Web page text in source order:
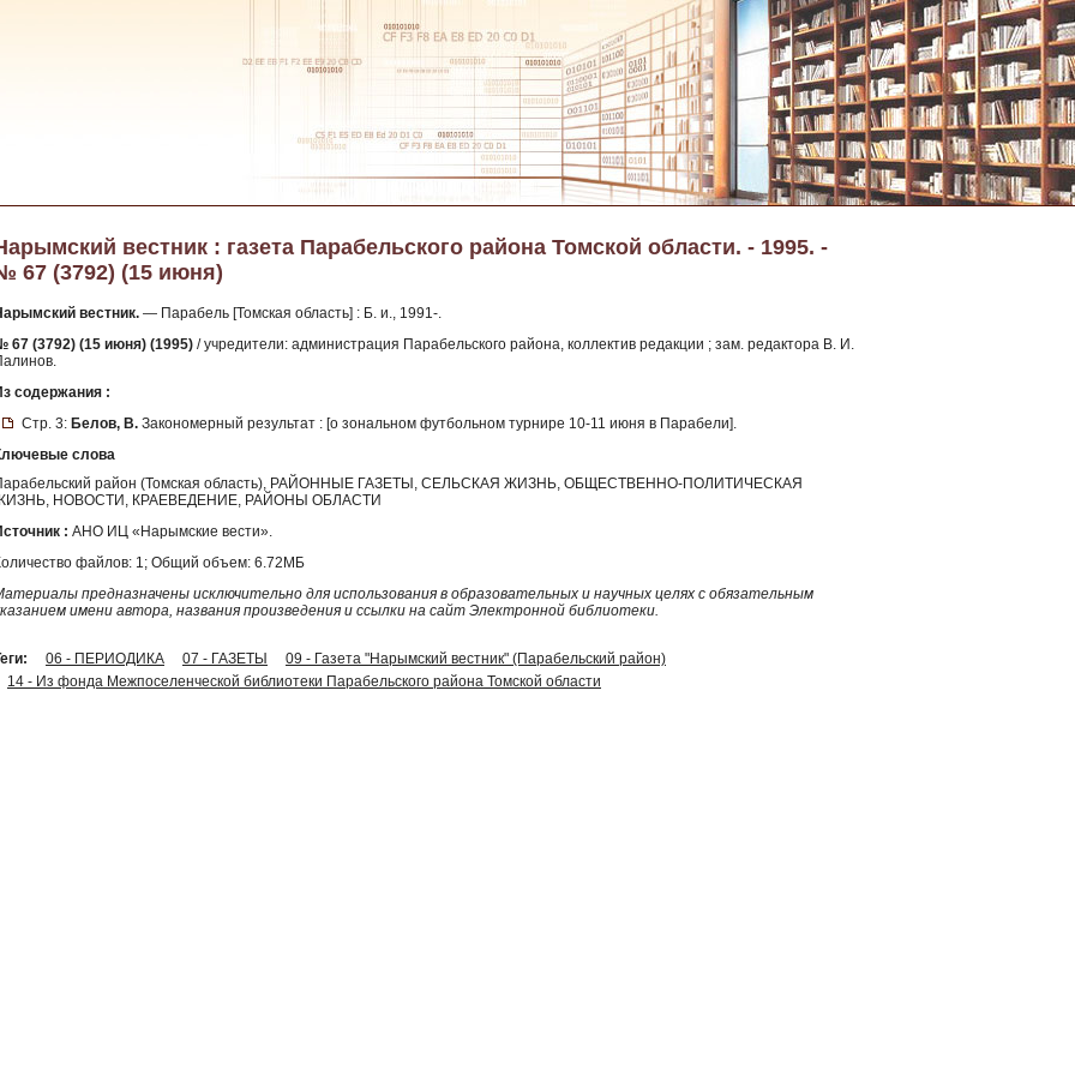
вестник : газета Парабельского района Томской области. - 1995. -
67 (3792) (15 июня)
вестник. — Парабель [Томская область] : Б. и., 1991-.
67 (3792) (15 июня) (1995) / учредители: администрация Парабельского района, коллектив редакции ; зам. редактора В. И.
содержания :
Стр. 3: Белов, В. Закономерный результат : [о зональном футбольном турнире 10-11 июня в Парабели].
слова
район (Томская область), РАЙОННЫЕ ГАЗЕТЫ, СЕЛЬСКАЯ ЖИЗНЬ, ОБЩЕСТВЕННО-ПОЛИТИЧЕСКАЯ
НОВОСТИ, КРАЕВЕДЕНИЕ, РАЙОНЫ ОБЛАСТИ
: АНО ИЦ «Нарымские вести».
файлов: 1; Общий объем: 6.72МБ
предназначены исключительно для использования в образовательных и научных целях с обязательным
имени автора, названия произведения и ссылки на сайт Электронной библиотеки.
06 - ПЕРИОДИКА 07 - ГАЗЕТЫ
09 - Газета "Нарымский вестник" (Парабельский район)
14 - Из фонда Межпоселенческой библиотеки Парабельского района Томской области